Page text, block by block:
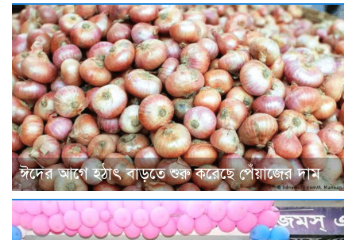
ঈদের আগে হঠাৎ বাড়তে শুরু করেছে পেঁয়াজের দাম